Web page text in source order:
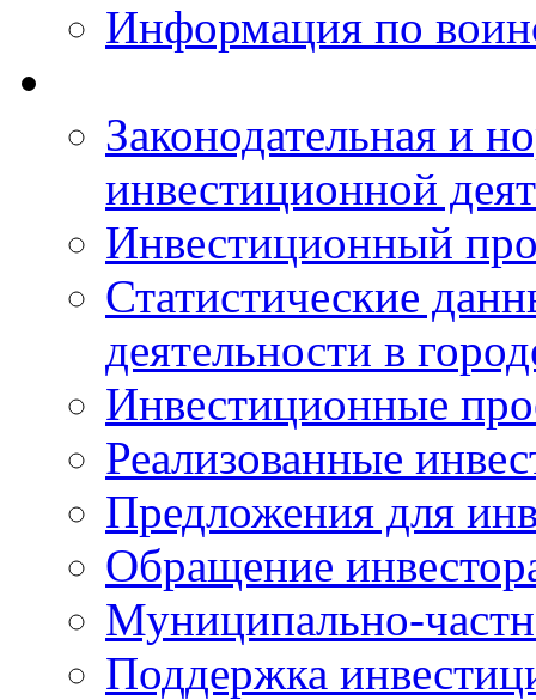
Информация по
Законодательная и
инвестиционной
Инвестиционный
Статистические
деятельности в
Инвестиционные
Реализованные
Предложения для
Обращение
Муниципально-
Поддержка